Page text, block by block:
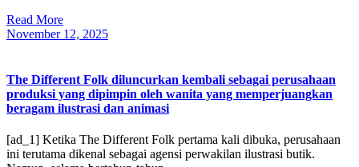
Read MoreRead
More
November 12, 2025November
The Different Folk diluncurkan kembali sebagai perusahaan
produksi yang dipimpin oleh wanita yang memperjuangkan
beragam ilustrasi dan animasi
[ad_1] Ketika The Different Folk pertama kali dibuka, perusahaan
ini terutama dikenal sebagai agensi perwakilan ilustrasi butik.